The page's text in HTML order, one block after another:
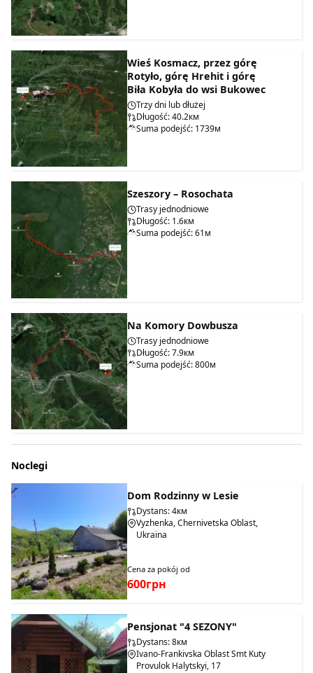
Wieś Kosmacz, przez górę
Rotyło, górę Hrehit i górę
Biła Kobyła do wsi Bukowec
Trzy dni lub dłużej
Długość: 40.2км
Suma podejść: 1739м
Szeszory – Rosochata
Trasy jednodniowe
Długość: 1.6км
Suma podejść: 61м
Na Komory Dowbusza
Trasy jednodniowe
Długość: 7.9км
Suma podejść: 800м
Noclegi
Dom Rodzinny w Lesie
Dystans: 4км
Vyzhenka, Chernivetska Oblast,
Ukraina
Cena za pokój od
600грн
Pensjonat "4 SEZONY"
Dystans: 8км
Ivano-Frankivska Oblast Smt Kuty
Provulok Halytskyi, 17